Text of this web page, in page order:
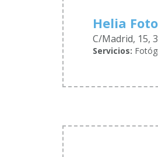
Helia
C/Madrid, 15,
Servicios: